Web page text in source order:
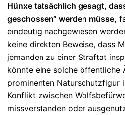
Hünxe tatsächlich gesagt,
geschossen“ werden müsse,
eindeutig nachgewiesen
keine direkten Beweise, dass
jemanden zu einer Straftat
könnte eine solche öffentliche
prominenten Naturschutzfigur
Konflikt zwischen
missverstanden oder